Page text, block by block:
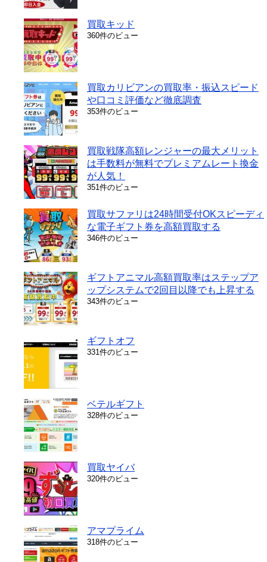
買取キッド
360件のビュー
買取カリビアンの買取率・振込スピード
や口コミ評価など徹底調査
353件のビュー
買取戦隊高額レンジャーの最大メリット
は手数料が無料でプレミアムレート換金
が人気！
351件のビュー
買取サファリは24時間受付OKスピーディ
な電子ギフト券を高額買取する
346件のビュー
ギフトアニマル高額買取率はステップア
ップシステムで2回目以降でも上昇する
343件のビュー
ギフトオフ
331件のビュー
ベテルギフト
328件のビュー
買取ヤイバ
320件のビュー
アマプライム
318件のビュー